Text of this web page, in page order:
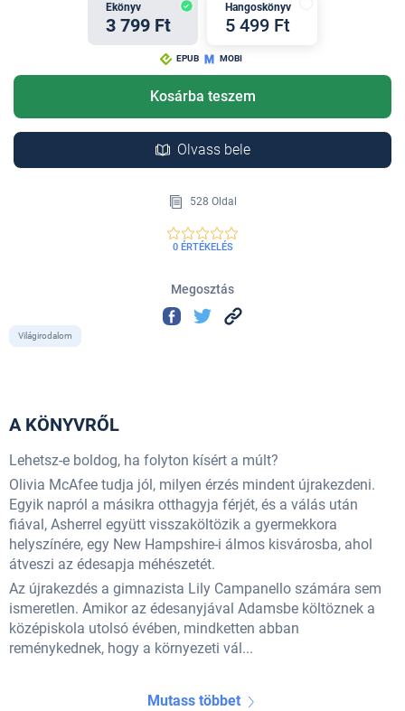
Ekönyv
3 799 Ft
Hangoskönyv
5 499 Ft
EPUB MOBI
Kosárba teszem
Olvass bele
528 Oldal
0 ÉRTÉKELÉS
Megosztás
Világirodalom
A KÖNYVRŐL
Lehetsz-e boldog, ha folyton kísért a múlt?
Olivia McAfee tudja jól, milyen érzés mindent újrakezdeni.
Egyik napról a másikra otthagyja férjét, és a válás után
fiával, Asherrel együtt visszaköltözik a gyermekkora
helyszínére, egy New Hampshire-i álmos kisvárosba, ahol
átveszi az édesapja méhészetét.
Az újrakezdés a gimnazista Lily Campanello számára sem
ismeretlen. Amikor az édesanyjával Adamsbe költöznek a
középiskola utolsó évében, mindketten abban
reménykednek, hogy a környezeti vál...
Mutass többet